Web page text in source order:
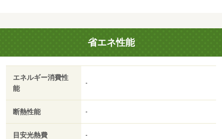
ＬＤＫ南向きで陽当り良好 海よりで別荘にもおすすめで
国土法届出：不要
省エネ性能
エネルギー消費性
能
-
断熱性能 -
目安光熱費 -